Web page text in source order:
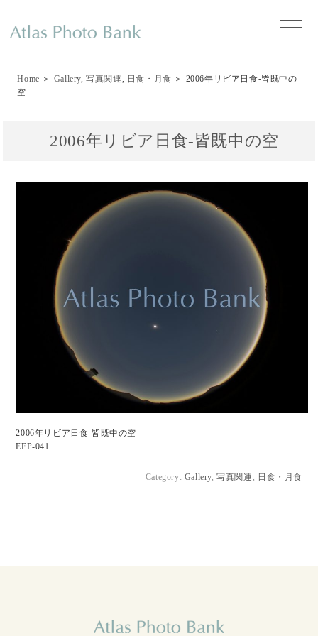
toggle
Home ＞ Gallery,写真関連, 日食・月食 ＞ 2006年リビア日食-皆既中の
空
2006年リビア日食-皆既中の空
2006年リビア日食-皆既中の空
EEP-041
Category: Gallery,写真関連 , 日食・月食